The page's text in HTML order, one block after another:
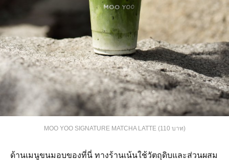
MOO YOO SIGNATURE MATCHA LATTE (110 บาท)
ด้านเมนูขนมอบของที่นี่ ทางร้านเน้นใช้วัตถุดิบและส่วนผสม